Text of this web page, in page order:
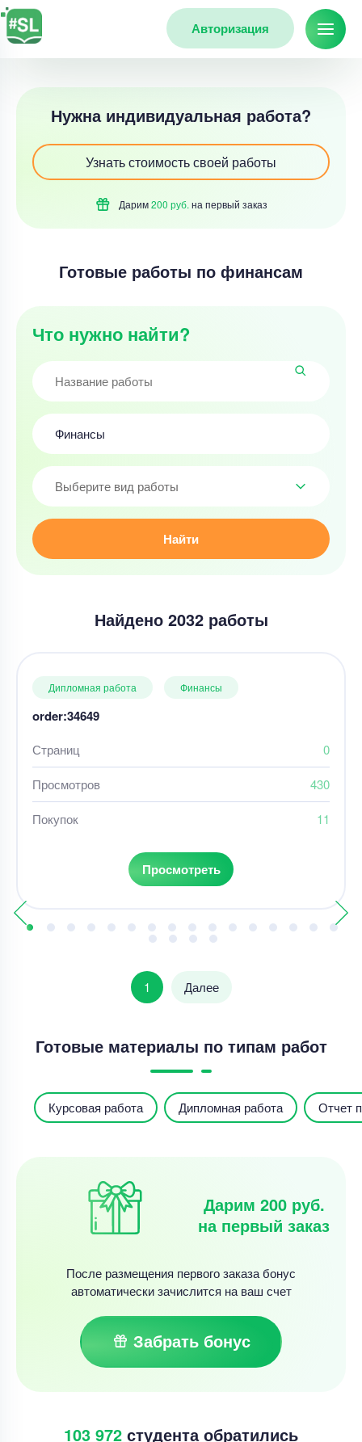
Авторизация
Нужна индивидуальная работа?
Узнать стоимость своей работы
Дарим200 руб. на первый заказ
Готовые работы по финансам
Что нужно найти?
Выберите вид работы
Найти
Найдено 2032 работы
Дипломная работа Финансы
order:34649
Страниц 0
Просмотров 430
Покупок 11
Просмотреть
1 Далее
Готовые материалы по типам работ
Курсовая работа Дипломная работа Отчет
Дарим 200 руб.
на первый заказ
После размещения первого заказа бонус
автоматически зачислится на ваш счет
Забрать бонус
103 972 студента обратились